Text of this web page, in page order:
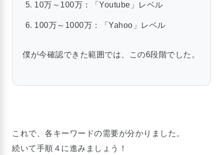
10万～100万：「Youtube」レベル
100万～1000万：「Yahoo」レベル
僕が今確認できた範囲では、この6段階でした。
これで、各キーワードの需要が分かりました。
続いて手順４に進みましょう！